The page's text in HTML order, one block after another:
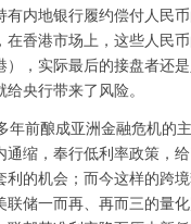
有内地银行履约偿付人民
在香港市场上，这些人民
），实际最后的接盘者还
央行带来了风险。
年前酿成亚洲金融危机的
通缩，奉行低利率政策，
利的机会；而今这样的跨
联储一而再、再而三的量